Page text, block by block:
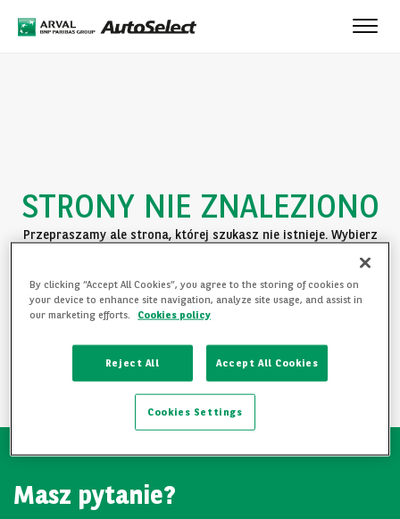
Toggle
STRONY NIE ZNALEZIONO
Przepraszamy ale strona, której szukasz nie istnieje. Wybierz
POWRÓT DO STRONY GŁÓWNEJ
ZAPOZNAJ SIĘ Z OFERTĄ
Masz pytanie?
By clicking “Accept All Cookies”, you agree to the storing of cookies on
your device to enhance site navigation, analyze site usage, and assist in
our marketing efforts.
Cookies policy
Reject All Accept All Cookies
Cookies Settings